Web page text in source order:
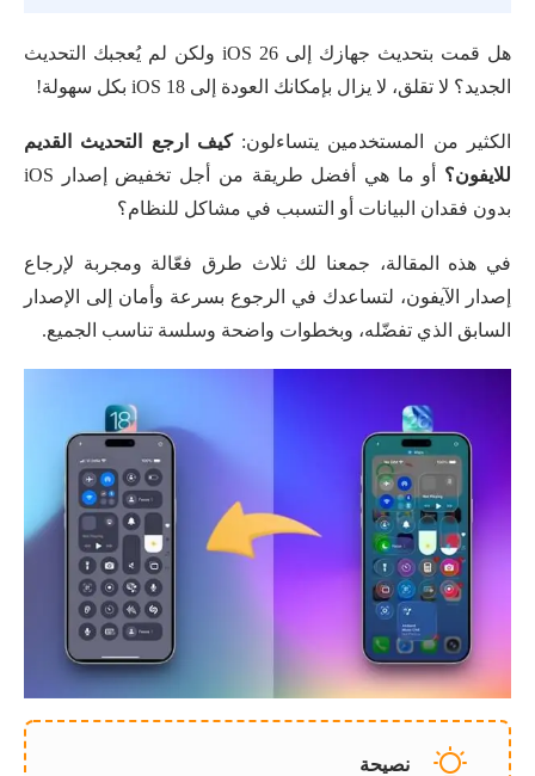
هل قمت بتحديث جهازك إلى iOS 26 ولكن لم يُعجبك التحديث
الجديد؟ لا تقلق، لا يزال بإمكانك العودة إلى iOS 18 بكل سهولة!
الكثير من المستخدمين يتساءلون:كيف ارجع التحديث القديم
للايفون؟
أو ما هي أفضل طريقة من أجل تخفيض إصدار iOS
بدون فقدان البيانات أو التسبب في مشاكل للنظام؟
في هذه المقالة، جمعنا لك ثلاث طرق فعّالة ومجربة لإرجاع
إصدار الآيفون، لتساعدك في الرجوع بسرعة وأمان إلى الإصدار
السابق الذي تفضّله، وبخطوات واضحة وسلسة تناسب الجميع.
نصيحة